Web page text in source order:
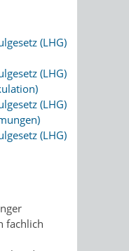
(LHG)
(LHG)
(LHG)
(LHG)
fachlich